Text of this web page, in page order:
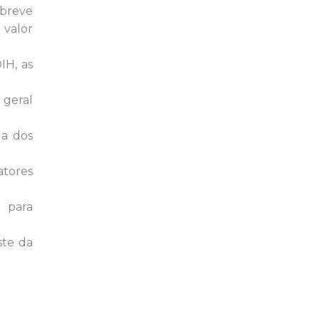
valor
as
dos
para
da